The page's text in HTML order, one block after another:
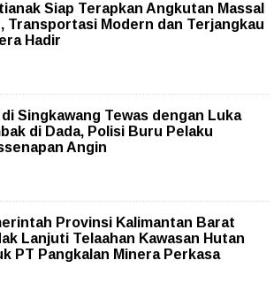
Siap Terapkan Angkutan Massal
Transportasi Modern dan Terjangkau
Hadir
di Singkawang Tewas dengan Luka
di Dada, Polisi Buru Pelaku
Angin
Provinsi Kalimantan Barat
Lanjuti Telaahan Kawasan Hutan
PT Pangkalan Minera Perkasa